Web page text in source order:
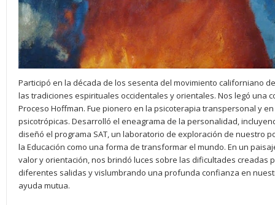
Participó en la década de los sesenta del movimiento californiano
las tradiciones espirituales occidentales y orientales. Nos legó una
Proceso Hoffman. Fue pionero en la psicoterapia transpersonal y
psicotrópicas. Desarrolló el eneagrama de la personalidad,
diseñó el programa SAT, un laboratorio de exploración de nuestro
la Educación como una forma de transformar el mundo. En un
valor y orientación, nos brindó luces sobre las dificultades creadas
diferentes salidas y vislumbrando una profunda confianza en
ayuda mutua.